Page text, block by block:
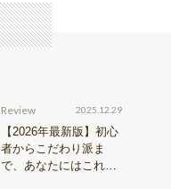
Review 2025.12.29
【2026年最新版】初心
者からこだわり派ま
で、あなたにはこれが